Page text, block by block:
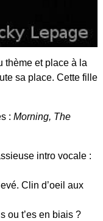
thème et place à la
sa place. Cette fille
: Morning, The
intro vocale :
Clin d’oeil aux
ou t’es en biais ?